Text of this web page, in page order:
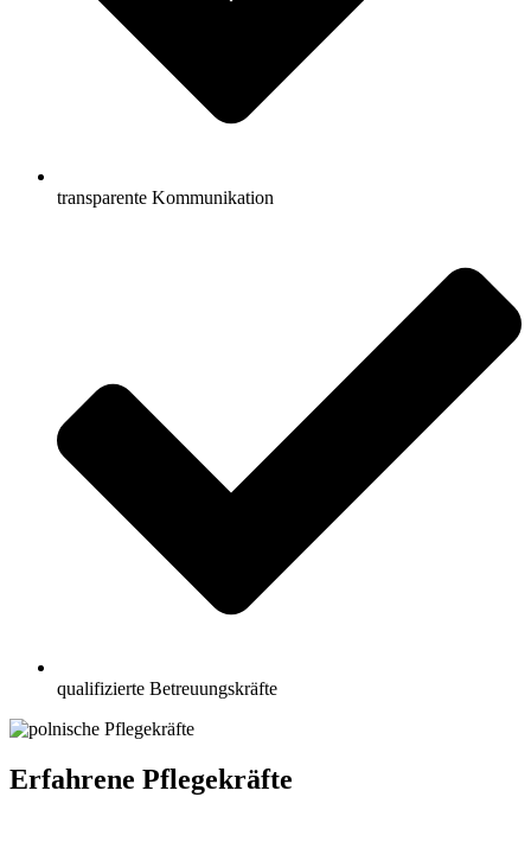
transparente Kommunikation
qualifizierte Betreuungskräfte
Erfahrene Pflegekräfte